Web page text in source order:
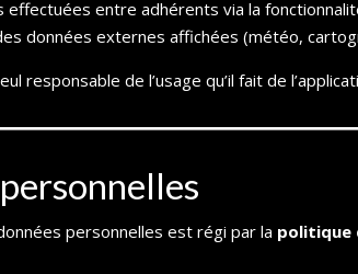
effectuées entre adhérents via la
données externes affichées (météo,
responsable de l’usage qu’il fait de
personnelles est régi par la politique